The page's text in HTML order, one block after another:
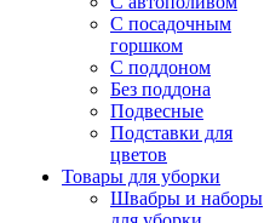
С посадочным
горшком
С поддоном
Без поддона
Подвесные
Подставки для
цветов
Товары для уборки
Швабры и наборы